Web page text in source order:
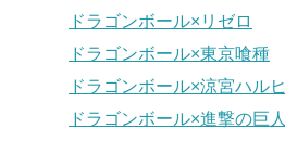
ドラゴンボール×リゼロ
ドラゴンボール×東京喰種
ドラゴンボール×涼宮ハルヒ
ドラゴンボール×進撃の巨人